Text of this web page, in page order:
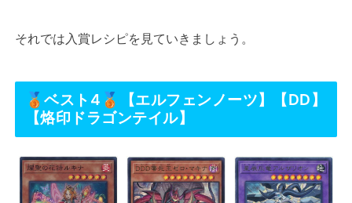
それでは入賞レシピを見ていきましょう。
🥉ベスト4🥉【エルフェンノーツ】【DD】
【烙印ドラゴンテイル】